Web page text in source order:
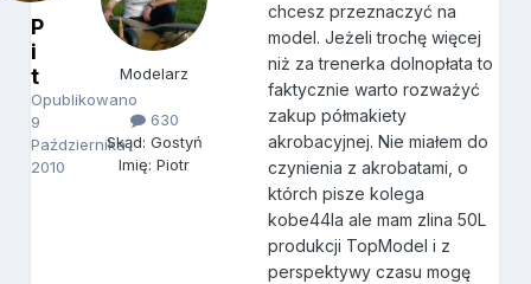
P
i
t
Opublikowano
9
Października
2010
Modelarz
630
Skąd: Gostyń
Imię: Piotr
chcesz przeznaczyć na
model. Jeżeli trochę więcej
niż za trenerka dolnopłata to
faktycznie warto rozważyć
zakup półmakiety
akrobacyjnej. Nie miałem do
czynienia z akrobatami, o
którch pisze kolega
kobe44la ale mam zlina 50L
produkcji TopModel i z
perspektywy czasu mogę